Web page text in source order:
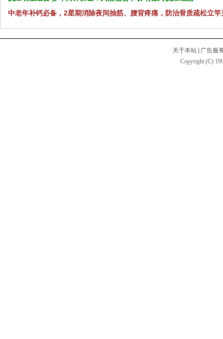
中老年补钙必备，2星期消除夜间抽筋、腰背疼痛，防治骨质疏松立竿
关于本站
广告服
Copyright (C)